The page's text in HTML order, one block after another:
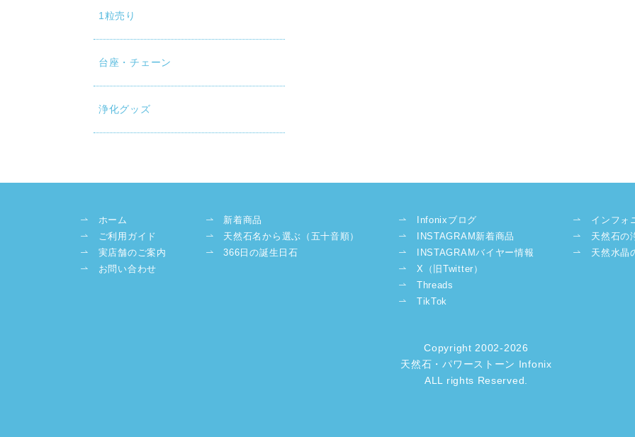
1粒売り
台座・チェーン
浄化グッズ
ホーム
ご利用ガイド
実店舗のご案内
お問い合わせ
新着商品
天然石名から選ぶ（五十音順）
366日の誕生日石
Infonixブログ
INSTAGRAM新着商品
INSTAGRAMバイヤー情報
X（旧Twitter）
Threads
TikTok
インフォ
天然石の
天然水晶
Copyright 2002-2026
天然石・パワーストーン Infonix
ALL rights Reserved.